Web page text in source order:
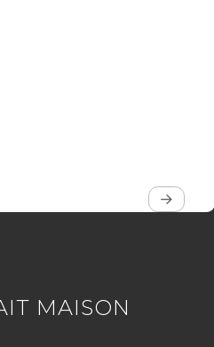
MAISON